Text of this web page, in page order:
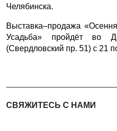
Челябинска.
Выставка–продажа
Усадьба» пройдёт во
(Свердловский пр. 51) с 21
СВЯЖИТЕСЬ С НАМИ